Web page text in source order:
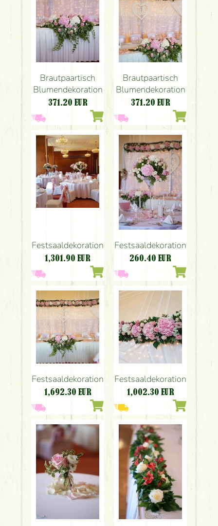
Brautpaartisch
Blumendekoration
371.20 EUR
Brautpaartisch
Blumendekoration
371.20 EUR
Festsaaldekoration
1,301.90 EUR
Festsaaldekoration
260.40 EUR
Festsaaldekoration
1,692.30 EUR
Festsaaldekoration
1,002.30 EUR